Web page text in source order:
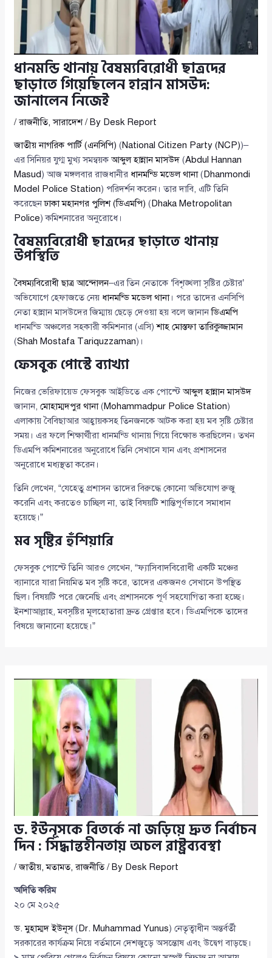
ধানমন্ডি থানায় বৈষম্যবিরোধী ছাত্রদের
ছাড়াতে গিয়েছিলেন হান্নান মাসউদ:
জানালেন নিজেই
/রাজনীতি,সারাদেশ/ By Desk Report
জাতীয় নাগরিক পার্টি (এনসিপি) (National Citizen Party (NCP))–
এর সিনিয়র যুগ্ম মুখ্য সমন্বয়কআব্দুল হান্নান মাসউদ (Abdul Hannan
Masud) আজ মঙ্গলবার রাজধানীর ধানমন্ডি মডেল থানা( Dhanmondi
Model Police Station) পরিদর্শন করেন। তার দাবি, এটি তিনি
করেছেনঢাকা মহানগর পুলিশ (ডিএমপি) ( Dhaka Metropolitan
Police) কমিশনারের অনুরোধে।
বৈষম্যবিরোধী ছাত্রদের ছাড়াতে থানায়
উপস্থিতি
বৈষম্যবিরোধী ছাত্র আন্দোলন–এর তিন নেতাকে ‘বিশৃঙ্খলা সৃষ্টির চেষ্টার’
অভিযোগে হেফাজতে নেয় ধানমন্ডি মডেল থানা। পরে তাদের এনসিপি
নেতা হান্নান মাসউদের জিম্মায় ছেড়ে দেওয়া হয় বলে জানানডিএমপি
ধানমন্ডি অঞ্চলের সহকারী কমিশনার (এসি)শাহ মোস্তফা তারিকুজ্জামান
(Shah Mostafa Tariquzzaman)।
ফেসবুক পোস্টে ব্যাখ্যা
নিজের ভেরিফায়েড ফেসবুক আইডিতে এক পোস্টেআব্দুল হান্নান মাসউদ
জানান,মোহাম্মদপুর থানা(Mohammadpur Police Station)
এলাকায় বৈবিছাআর আহ্বায়কসহ তিনজনকে আটক করা হয় মব সৃষ্টি চেষ্টার
সময়। এর ফলে শিক্ষার্থীরা ধানমন্ডি থানায় গিয়ে বিক্ষোভ করছিলেন। তখন
ডিএমপি কমিশনারের অনুরোধে তিনি সেখানে যান এবং প্রশাসনের
অনুরোধে মধ্যস্থতা করেন।
তিনি লেখেন, “যেহেতু প্রশাসন তাদের বিরুদ্ধে কোনো অভিযোগ রুজু
করেনি এবং করতেও চাচ্ছিল না, তাই বিষয়টি শান্তিপূর্ণভাবে সমাধান
হয়েছে।”
মব সৃষ্টির হুঁশিয়ারি
ফেসবুক পোস্টে তিনি আরও লেখেন, “ফ্যাসিবাদবিরোধী একটি মঞ্চের
ব্যানারে যারা নিয়মিত মব সৃষ্টি করে, তাদের একজনও সেখানে উপস্থিত
ছিল। বিষয়টি পরে জেনেছি এবং প্রশাসনকে পূর্ণ সহযোগিতা করা হচ্ছে।
ইনশাআল্লাহ, মবসৃষ্টির মূলহোতারা দ্রুত গ্রেপ্তার হবে। ডিএমপিকে তাদের
বিষয়ে জানানো হয়েছে।”
ড. ইউনূসকে বিতর্কে না জড়িয়ে দ্রুত নির্বাচন
দিন : সিদ্ধান্তহীনতায় অচল রাষ্ট্রব্যবস্থা
/জাতীয়,মতামত,রাজনীতি/ By Desk Report
অদিতি করিম
২০ মে ২০২৫
ড. মুহাম্মদ ইউনূস( Dr. Muhammad Yunus) নেতৃত্বাধীন অন্তর্বর্তী
সরকারের কার্যক্রম নিয়ে বর্তমানে দেশজুড়ে অসন্তোষ এবং উদ্বেগ বাড়ছে।